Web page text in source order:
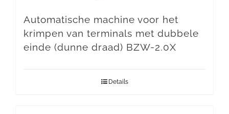
Automatische machine voor het
krimpen van terminals met dubbele
einde (dunne draad) BZW-2.0X
Details